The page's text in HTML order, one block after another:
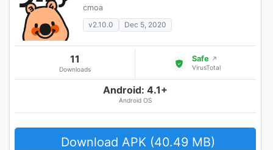
cmoa
v2.10.0
Dec 5, 2020
11
Downloads
Safe ↗
VirusTotal
Android: 4.1+
Android OS
Download APK (40.49 MB)